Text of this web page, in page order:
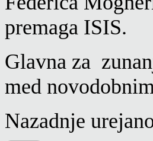
premaga ISIS.
Glavna za
med
Nazadnje